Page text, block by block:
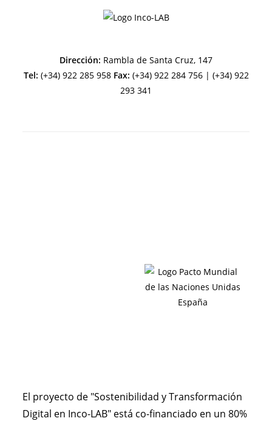
Dirección: Rambla de Santa Cruz, 147
Tel: (+34) 922 285 958 Fax: (+34) 922 284 756 | (+34) 922
293 341
El proyecto de "Sostenibilidad y Transformación
Digital en Inco-LAB" está co-financiado en un 80%